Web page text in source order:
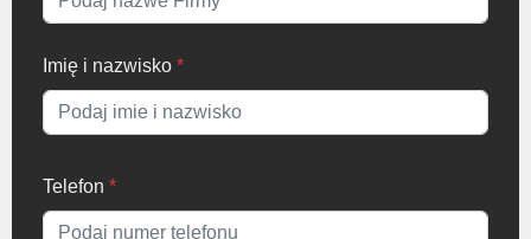
Imię i nazwisko *
Telefon *